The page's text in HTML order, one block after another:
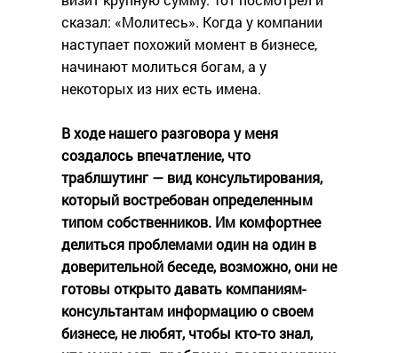
сказал: «Молитесь». Когда у компании
наступает похожий момент в бизнесе,
начинают молиться богам, а у
некоторых из них есть имена.
В ходе нашего разговора у меня
создалось впечатление, что
траблшутинг — вид консультирования,
который востребован определенным
типом собственников. Им комфортнее
делиться проблемами один на один в
доверительной беседе, возможно, они не
готовы открыто давать компаниям-
консультантам информацию о своем
бизнесе, не любят, чтобы кто-то знал,